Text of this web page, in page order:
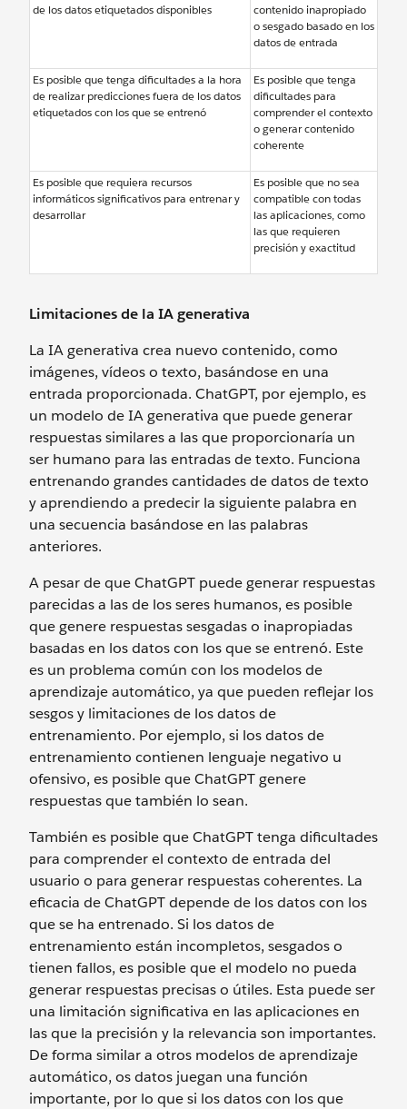
de los datos etiquetados disponibles
contenido inapropiado
o sesgado basado en los
datos de entrada
Es posible que tenga dificultades a la hora
de realizar predicciones fuera de los datos
etiquetados con los que se entrenó
Es posible que tenga
dificultades para
comprender el contexto
o generar contenido
coherente
Es posible que requiera recursos
informáticos significativos para entrenar y
desarrollar
Es posible que no sea
compatible con todas
las aplicaciones, como
las que requieren
precisión y exactitud
Limitaciones de la IA generativa
La IA generativa crea nuevo contenido, como
imágenes, vídeos o texto, basándose en una
entrada proporcionada. ChatGPT, por ejemplo, es
un modelo de IA generativa que puede generar
respuestas similares a las que proporcionaría un
ser humano para las entradas de texto. Funciona
entrenando grandes cantidades de datos de texto
y aprendiendo a predecir la siguiente palabra en
una secuencia basándose en las palabras
anteriores.
A pesar de que ChatGPT puede generar respuestas
parecidas a las de los seres humanos, es posible
que genere respuestas sesgadas o inapropiadas
basadas en los datos con los que se entrenó. Este
es un problema común con los modelos de
aprendizaje automático, ya que pueden reflejar los
sesgos y limitaciones de los datos de
entrenamiento. Por ejemplo, si los datos de
entrenamiento contienen lenguaje negativo u
ofensivo, es posible que ChatGPT genere
respuestas que también lo sean.
También es posible que ChatGPT tenga dificultades
para comprender el contexto de entrada del
usuario o para generar respuestas coherentes. La
eficacia de ChatGPT depende de los datos con los
que se ha entrenado. Si los datos de
entrenamiento están incompletos, sesgados o
tienen fallos, es posible que el modelo no pueda
generar respuestas precisas o útiles. Esta puede ser
una limitación significativa en las aplicaciones en
las que la precisión y la relevancia son importantes.
De forma similar a otros modelos de aprendizaje
automático, os datos juegan una función
importante, por lo que si los datos con los que